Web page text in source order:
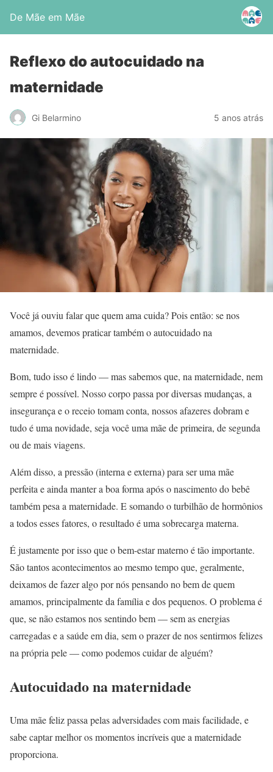
De Mãe em Mãe
Reflexo do autocuidado na
maternidade
Gi Belarmino 5 anos atrás
Você já ouviu falar que quem ama cuida? Pois então: se nos
amamos, devemos praticar também o autocuidado na
maternidade.
Bom, tudo isso é lindo — mas sabemos que, na maternidade, nem
sempre é possível. Nosso corpo passa por diversas mudanças, a
insegurança e o receio tomam conta, nossos afazeres dobram e
tudo é uma novidade, seja você uma mãe de primeira, de segunda
ou de mais viagens.
Além disso, a pressão (interna e externa) para ser uma mãe
perfeita e ainda manter a boa forma após o nascimento do bebê
também pesa a maternidade. E somando o turbilhão de hormônios
a todos esses fatores, o resultado é uma sobrecarga materna.
É justamente por isso que o bem-estar materno é tão importante.
São tantos acontecimentos ao mesmo tempo que, geralmente,
deixamos de fazer algo por nós pensando no bem de quem
amamos, principalmente da família e dos pequenos. O problema é
que, se não estamos nos sentindo bem — sem as energias
carregadas e a saúde em dia, sem o prazer de nos sentirmos felizes
na própria pele — como podemos cuidar de alguém?
Autocuidado na maternidade
Uma mãe feliz passa pelas adversidades com mais facilidade, e
sabe captar melhor os momentos incríveis que a maternidade
proporciona.